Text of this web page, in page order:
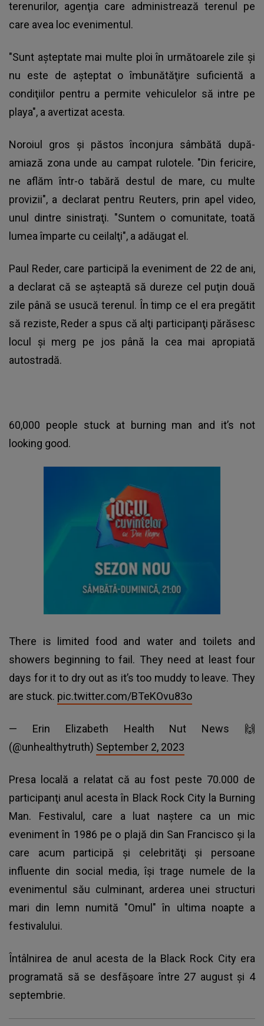
terenurilor, agenţia care administrează terenul pe
care avea loc evenimentul.
"Sunt aşteptate mai multe ploi în următoarele zile şi
nu este de aşteptat o îmbunătăţire suficientă a
condiţiilor pentru a permite vehiculelor să intre pe
playa", a avertizat acesta.
Noroiul gros şi păstos înconjura sâmbătă după-
amiază zona unde au campat rulotele. "Din fericire,
ne aflăm într-o tabără destul de mare, cu multe
provizii", a declarat pentru Reuters, prin apel video,
unul dintre sinistraţi. "Suntem o comunitate, toată
lumea împarte cu ceilalţi", a adăugat el.
Paul Reder, care participă la eveniment de 22 de ani,
a declarat că se aşteaptă să dureze cel puţin două
zile până se usucă terenul. În timp ce el era pregătit
să reziste, Reder a spus că alţi participanţi părăsesc
locul şi merg pe jos până la cea mai apropiată
autostradă.
60,000 people stuck at burning man and it’s not
looking good.
There is limited food and water and toilets and
showers beginning to fail. They need at least four
days for it to dry out as it’s too muddy to leave. They
are stuck. pic.twitter.com/BTeKOvu83o
— Erin Elizabeth Health Nut News 🙌
(@unhealthytruth) September 2, 2023
Presa locală a relatat că au fost peste 70.000 de
participanţi anul acesta în Black Rock City la Burning
Man. Festivalul, care a luat naştere ca un mic
eveniment în 1986 pe o plajă din San Francisco şi la
care acum participă şi celebrităţi şi persoane
influente din social media, îşi trage numele de la
evenimentul său culminant, arderea unei structuri
mari din lemn numită "Omul" în ultima noapte a
festivalului.
Întâlnirea de anul acesta de la Black Rock City era
programată să se desfăşoare între 27 august şi 4
septembrie.